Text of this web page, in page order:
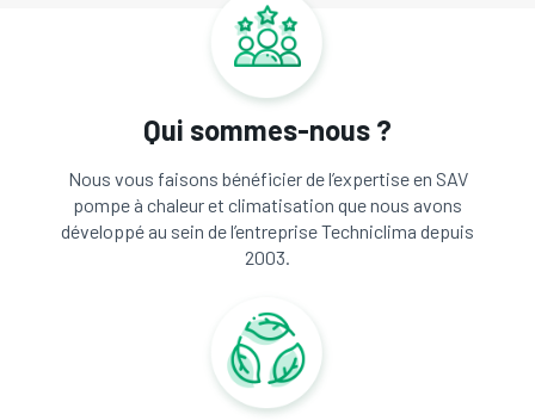
Qui sommes-nous ?
Nous vous faisons bénéficier de l’expertise en SAV
pompe à chaleur et climatisation que nous avons
développé au sein de l’entreprise Techniclima depuis
2003.